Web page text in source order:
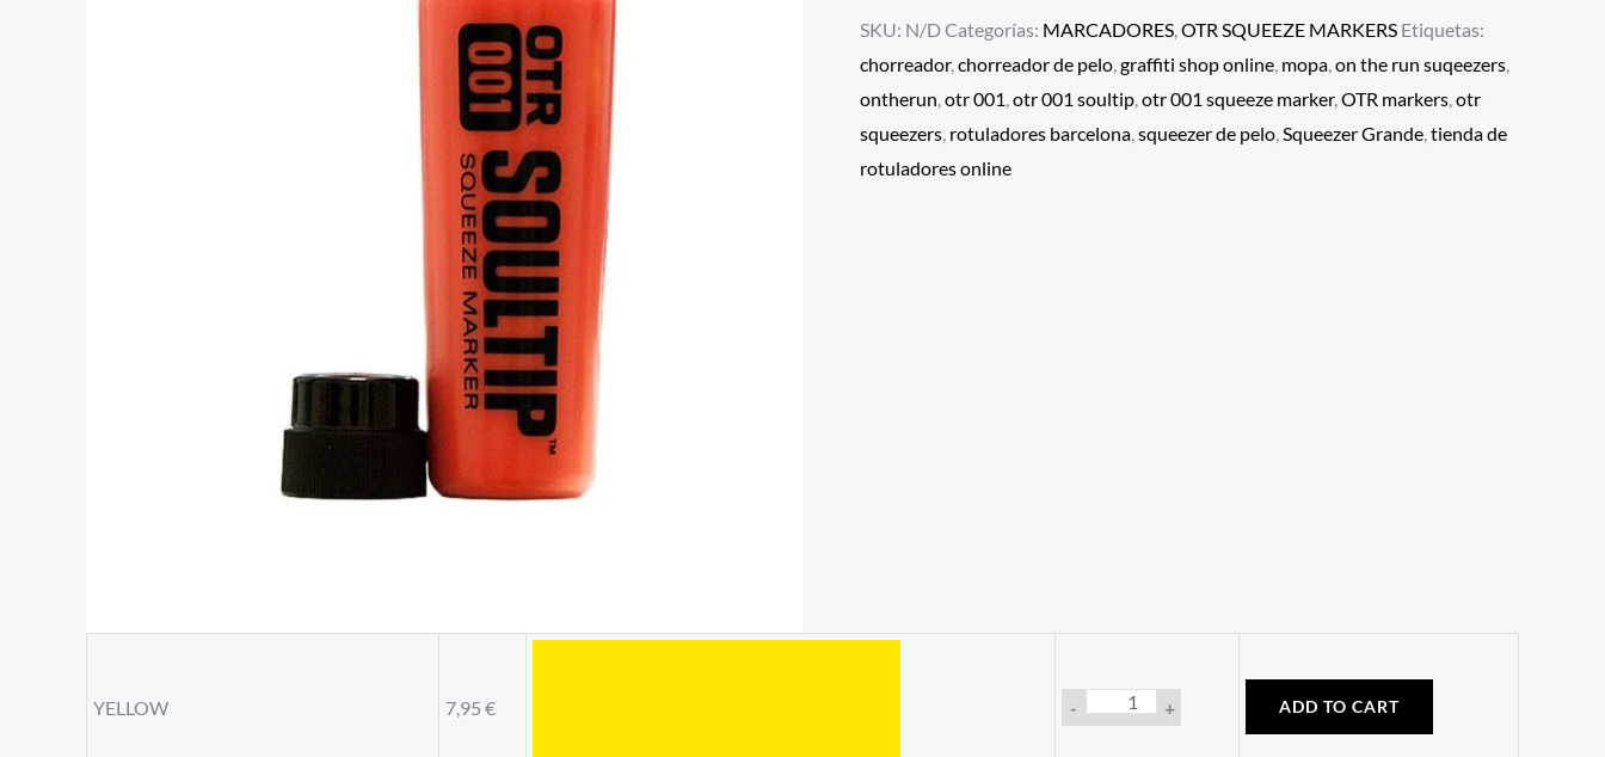
SKU: N/DCategorías: MARCADORES,OTR SQUEEZE MARKERS Etiquetas:
chorreador,chorreador de pelo,graffiti shop online, mopa,on the run suqeezers,
ontherun,otr 001,otr 001 soultip,otr 001 squeeze marker,OTR markers,otr
squeezers, rotuladores barcelona,squeezer de pelo,Squeezer Grande,tienda de
rotuladores online
YELLOW 7,95 € - + ADD TO CART